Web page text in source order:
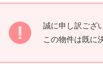
誠に申し訳ござ
この物件は既に